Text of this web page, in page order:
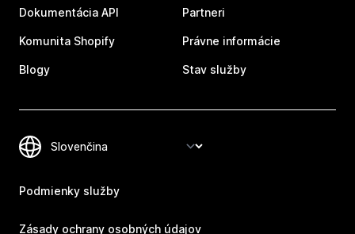
Dokumentácia API
Komunita Shopify
Blogy
Partneri
Právne informácie
Stav služby
Podmienky služby
Zásady ochrany osobných údajov